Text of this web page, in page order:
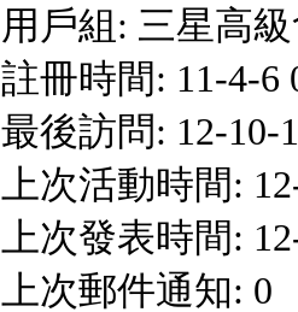
用戶組: 三星高
註冊時間: 11-4-6
最後訪問: 12-10-
上次活動時間:
上次發表時間:
上次郵件通知: 0